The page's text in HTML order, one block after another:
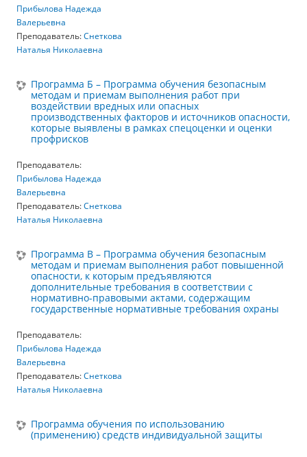
Прибылова Надежда
Валерьевна
Преподаватель:Снеткова
Наталья Николаевна
Программа Б – Программа обучения безопасным
методам и приемам выполнения работ при
воздействии вредных или опасных
производственных факторов и источников опасности,
которые выявлены в рамках спецоценки и оценки
профрисков
Преподаватель:
Прибылова Надежда
Валерьевна
Преподаватель:Снеткова
Наталья Николаевна
Программа В – Программа обучения безопасным
методам и приемам выполнения работ повышенной
опасности, к которым предъявляются
дополнительные требования в соответствии с
нормативно-правовыми актами, содержащим
государственные нормативные требования охраны
Преподаватель:
Прибылова Надежда
Валерьевна
Преподаватель:Снеткова
Наталья Николаевна
Программа обучения по использованию
(применению) средств индивидуальной защиты